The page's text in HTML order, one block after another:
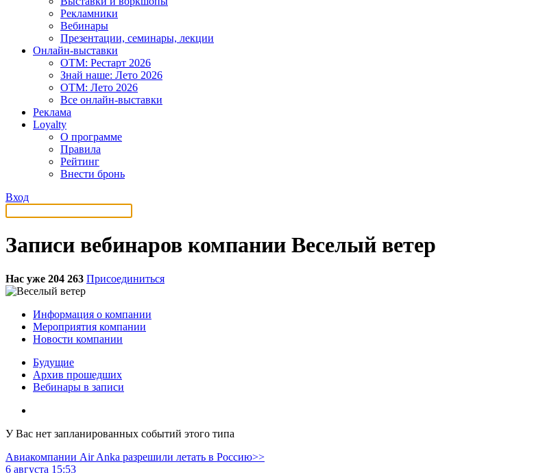
Рекламники
Вебинары
Презентации, семинары, лекции
Онлайн-выставки
OTM: Рестарт 2026
Знай наше: Лето 2026
OTM: Лето 2026
Все онлайн-выставки
Реклама
Loyalty
О программе
Правила
Рейтинг
Внести бронь
Вход
Записи вебинаров компании Веселый ветер
Нас уже 204 263 Присоединиться
Информация о компании
Мероприятия компании
Новости компании
Будущие
Архив прошедших
Вебинары в записи
У Вас нет запланированных событий этого типа
Авиакомпании Air Anka разрешили летать в Россию>>
6 августа 15:53